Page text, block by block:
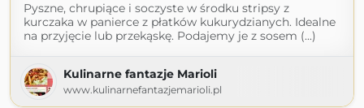
Pyszne, chrupiące i soczyste w środku stripsy z
kurczaka w panierce z płatków kukurydzianych. Idealne
na przyjęcie lub przekąskę. Podajemy je z sosem (...)
Kulinarne fantazje Marioli
www.kulinarnefantazjemarioli.pl